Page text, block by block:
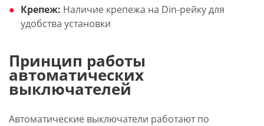
Крепеж: Наличие крепежа на Din-рейку для
удобства установки
Принцип работы
автоматических
выключателей
Автоматические выключатели работают по